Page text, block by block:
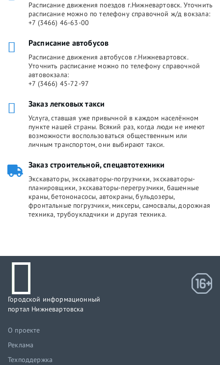
Расписание движения поездов г.Нижневартовск. Уточнить
расписание можно по телефону справочной ж/д вокзала:
+7 (3466) 46-63-00
Расписание автобусов
Расписание движения автобусов г.Нижневартовск.
Уточнить расписание можно по телефону справочной
автовокзала:
+7 (3466) 45-72-97
Заказ легковых такси
Услуга, ставшая уже привычной в каждом населённом
пункте нашей страны. Всякий раз, когда люди не имеют
возможности воспользоваться общественным или
личным транспортом, они выбирают такси.
Заказ строительной, спецавтотехники
Экскаваторы, экскаваторы-погрузчики, экскаваторы-
планировщики, экскаваторы-перегрузчики, башенные
краны, бетононасосы, автокраны, бульдозеры,
фронтальные погрузчики, миксеры, самосвалы, дорожная
техника, трубоукладчики и другая техника.
Городской информационный
портал Нижневартовска
О проекте
Реклама
Техподдержка